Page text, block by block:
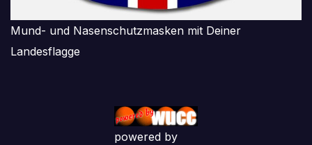
Mund- und Nasenschutzmasken mit Deiner
Landesflagge
powered by